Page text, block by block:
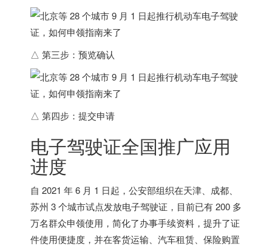
△ 第三步：预览确认
△ 第四步：提交申请
电子驾驶证全国推广应用
进度
自 2021 年 6 月 1 日起，公安部组织在天津、成都、
苏州 3 个城市试点发放电子驾驶证，目前已有 200 多
万名群众申领使用，简化了办事手续资料，提升了证
件使用便捷度，并在客货运输、汽车租赁、保险购置